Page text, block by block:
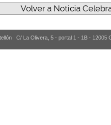
Volver a Noticia
| C/ La Olivera, 5 - portal 1 - 1B - 12005